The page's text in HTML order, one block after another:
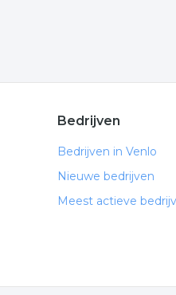
Bedrijven
Bedrijven in Venlo
Nieuwe bedrijven
Meest actieve